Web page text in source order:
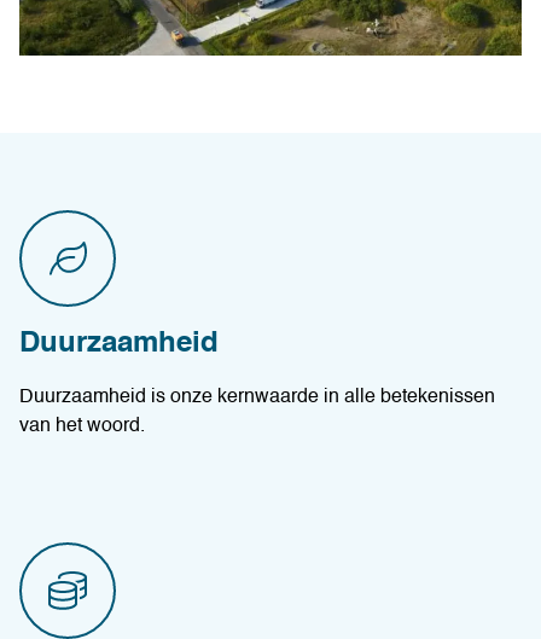
Duurzaamheid
Duurzaamheid is onze kernwaarde in alle betekenissen
van het woord.